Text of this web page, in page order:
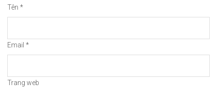
Tên *
Email *
Trang web